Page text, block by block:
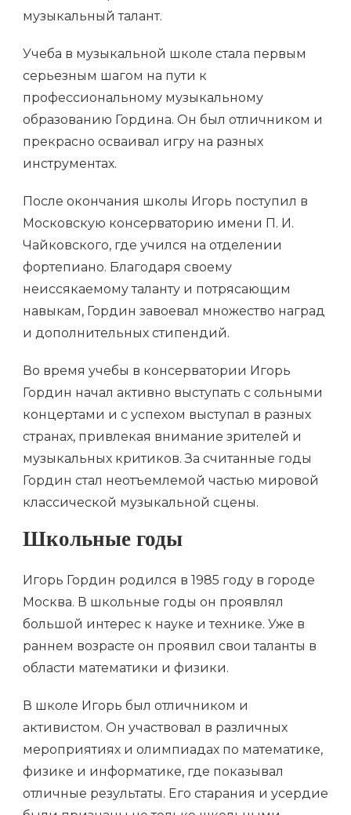
музыкальный талант.
Учеба в музыкальной школе стала первым
серьезным шагом на пути к
профессиональному музыкальному
образованию Гордина. Он был отличником и
прекрасно осваивал игру на разных
инструментах.
После окончания школы Игорь поступил в
Московскую консерваторию имени П. И.
Чайковского, где учился на отделении
фортепиано. Благодаря своему
неиссякаемому таланту и потрясающим
навыкам, Гордин завоевал множество наград
и дополнительных стипендий.
Во время учебы в консерватории Игорь
Гордин начал активно выступать с сольными
концертами и с успехом выступал в разных
странах, привлекая внимание зрителей и
музыкальных критиков. За считанные годы
Гордин стал неотъемлемой частью мировой
классической музыкальной сцены.
Школьные годы
Игорь Гордин родился в 1985 году в городе
Москва. В школьные годы он проявлял
большой интерес к науке и технике. Уже в
раннем возрасте он проявил свои таланты в
области математики и физики.
В школе Игорь был отличником и
активистом. Он участвовал в различных
мероприятиях и олимпиадах по математике,
физике и информатике, где показывал
отличные результаты. Его старания и усердие